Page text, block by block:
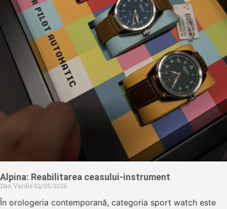
Alpina: Reabilitarea ceasului-instrument
Dan Vardie 02/05/2026
În orologeria contemporană, categoria sport watch este